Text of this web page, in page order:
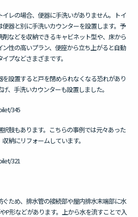
レの場合、便器に手洗いがありません。トイ
便器と別に手洗いカウンターを設置します。予
などを収納できるキャビネット型や、床から
性の高いプラン、便座から立ち上がると自動
プなどさまざまです。
設置すると戸を閉められなくなる恐れがあり
、手洗いカウンターも設置しました。
345
肢もあります。こちらの事例では元々あった
納にリフォームしています。
321
ため、排水管の接続部や屋内排水末端部に水
P形などがあります。上から水を流すことで入